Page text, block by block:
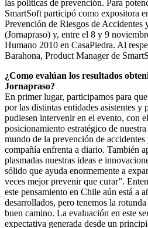
las políticas de prevención. Para
SmartSoft participó como expositora
Prevención de Riesgos de Accidentes
(Jornapraso) y, entre el 8 y 9
Humano 2010 en CasaPiedra. Al
Barahona, Product Manager de
¿Como evalúan los resultados
Jornapraso?
En primer lugar, participamos para
por las distintas entidades asistentes y
pudiesen intervenir en el evento, con
posicionamiento estratégico de
mundo de la prevención de
compañía enfrenta a diario. También
plasmadas nuestras ideas e
sólido que ayuda enormemente a
veces mejor prevenir que curar”.
este pensamiento en Chile aún está a
desarrollados, pero tenemos la
buen camino. La evaluación en este
expectativa generada desde un